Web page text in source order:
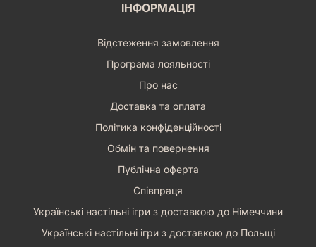
ІНФОРМАЦІЯ
Відстеження замовлення
Програма лояльності
Про нас
Доставка та оплата
Політика конфіденційності
Обмін та повернення
Публічна оферта
Співпраця
Українські настільні ігри з доставкою до Німеччини
Українські настільні ігри з доставкою до Польщі